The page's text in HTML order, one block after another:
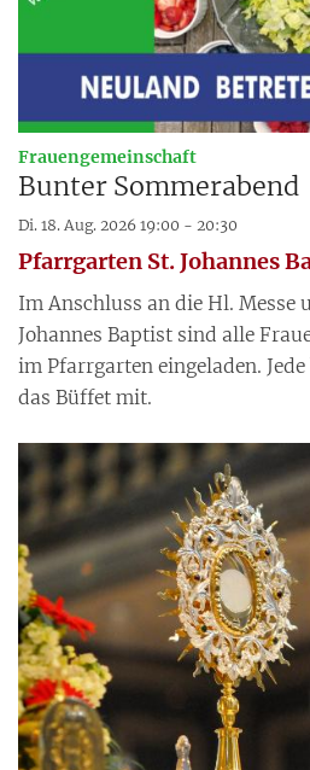
Frauengemeinschaft:
Bunter Sommerabend
Di. 18. Aug. 2026 19:00 - 20:30
Pfarrgarten St. Johannes
Im Anschluss an die Hl. Messe
Johannes Baptist sind alle
im Pfarrgarten eingeladen.
das Büffet mit.